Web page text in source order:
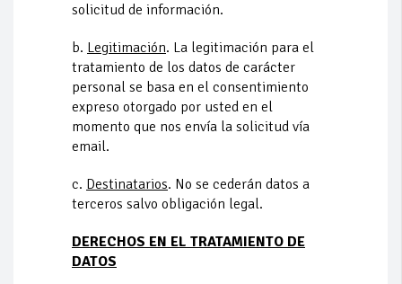
solicitud de información.
b. Legitimación. La legitimación para el
tratamiento de los datos de carácter
personal se basa en el consentimiento
expreso otorgado por usted en el
momento que nos envía la solicitud vía
email.
c. Destinatarios. No se cederán datos a
terceros salvo obligación legal.
DERECHOS EN EL TRATAMIENTO DE
DATOS